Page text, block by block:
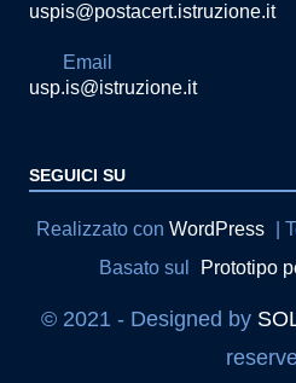
uspis@postacert.istruzione.it
Email
usp.is@istruzione.it
SEGUICI SU
Sezione Link
Realizzato con WordPress
Basato sul
Prototipo
© 2021 - Designed by